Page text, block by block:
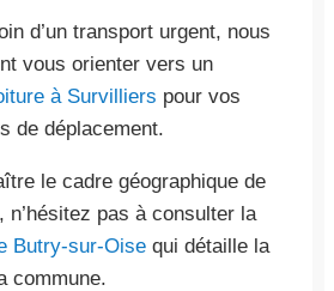
d’un transport urgent, nous
vous orienter vers un
à Survilliers pour vos
de déplacement.
le cadre géographique de
n’hésitez pas à consulter la
Butry-sur-Oise qui détaille la
commune.